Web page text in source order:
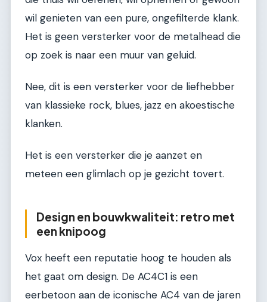
wil genieten van een pure, ongefilterde klank.
Het is geen versterker voor de metalhead die
op zoek is naar een muur van geluid.
Nee, dit is een versterker voor de liefhebber
van klassieke rock, blues, jazz en akoestische
klanken.
Het is een versterker die je aanzet en
meteen een glimlach op je gezicht tovert.
Design en bouwkwaliteit: retro met
een knipoog
Vox heeft een reputatie hoog te houden als
het gaat om design. De AC4C1 is een
eerbetoon aan de iconische AC4 van de jaren